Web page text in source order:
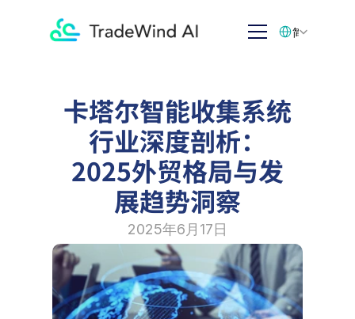
卡塔尔智能收集系统
行业深度剖析：
2025外贸格局与发
展趋势洞察
2025年6月17日
简体中文